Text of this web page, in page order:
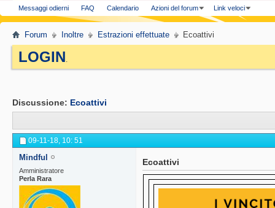
Messaggi odierni FAQ Calendario Azioni del forum Link veloci
Forum Inoltre Estrazioni effettuate Ecoattivi
LOGIN.
Discussione: Ecoattivi
09-11-18, 10: 51
Mindful
Amministratore
Perla Rara
Ecoattivi